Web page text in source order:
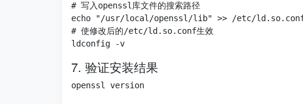
# 写入openssl库文件的搜索路径
echo "/usr/local/openssl/lib" >> /etc/ld.so.conf
# 使修改后的/etc/ld.so.conf生效
7. 验证安装结果